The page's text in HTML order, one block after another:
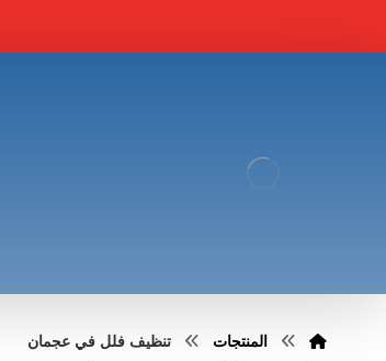
المنتجات تنظيف فلل في عجمان